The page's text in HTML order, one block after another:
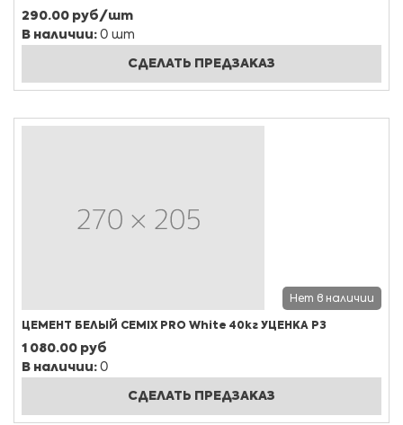
290.00 руб/шт
В наличии: 0 шт
СДЕЛАТЬ ПРЕДЗАКАЗ
Нет в наличии
ЦЕМЕНТ БЕЛЫЙ CEMIX PRO White 40кг УЦЕНКА РЗ
1 080.00 руб
В наличии: 0
СДЕЛАТЬ ПРЕДЗАКАЗ